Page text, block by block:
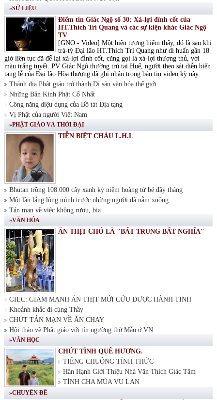
»SỬ LIỆU
Điểm tin Giác Ngộ số 30: Xá-lợi đỉnh cốt của
HT.Thích Trí Quang và các sự kiện khác Giác Ngộ
TV
[GNO - Video] Một hiện tượng hiếm thấy, đó là sau khi
trà-tỳ Đại lão HT.Thích Trí Quang như di huấn gần 18
giờ liên tục đã để lại xá-lợi đỉnh cốt, cũng gọi là xá-lợi thượng thủ, với
màu trắng tuyết. PV Giác Ngộ thường trú tại Huế, người theo sát diễn biến
tang lễ của Đại lão Hòa thượng đã ghi nhận trong bản tin video kỳ này.
Thánh địa Phật giáo trở thành Di sản văn hóa thế giới
Những Bản Kinh Phật Cổ Nhất
Công năng diệu dụng của Bồ tát Địa tạng
Vị Phật của người Việt Nam
»PHẬT GIÁO VÀ THỜI ĐẠI
TIỄN BIỆT CHÁU L.H.L
Bhutan trồng 108.000 cây xanh kỷ niệm hoàng tử bé đầy tháng
Một lần lắng lòng mình trước những người đã nằm xuống
Tản mạn về việc không rượu, bia
»VĂN HÓA
ĂN THỊT CHÓ LÀ "BẤT TRUNG BẤT NGHĨA"
GIEC: GIẢM MẠNH ĂN THỊT MỚI CỨU ĐƯỢC HÀNH TINH
Khoảnh khắc đi cùng Thầy
CHÚT TẢN MẠN VỀ ĂN CHAY
Hội thảo về Phật giáo với tín ngưỡng thờ Mẫu ở VN
»VĂN HỌC
CHÚT TÌNH QUÊ HƯƠNG.
TIẾNG CHUÔNG TỈNH THỨC
Hân Hạnh Giới Thiệu Nhà Văn Thích Giác Tâm
TÌNH CHA MÙA VU LAN
»CHUYÊN ĐỀ